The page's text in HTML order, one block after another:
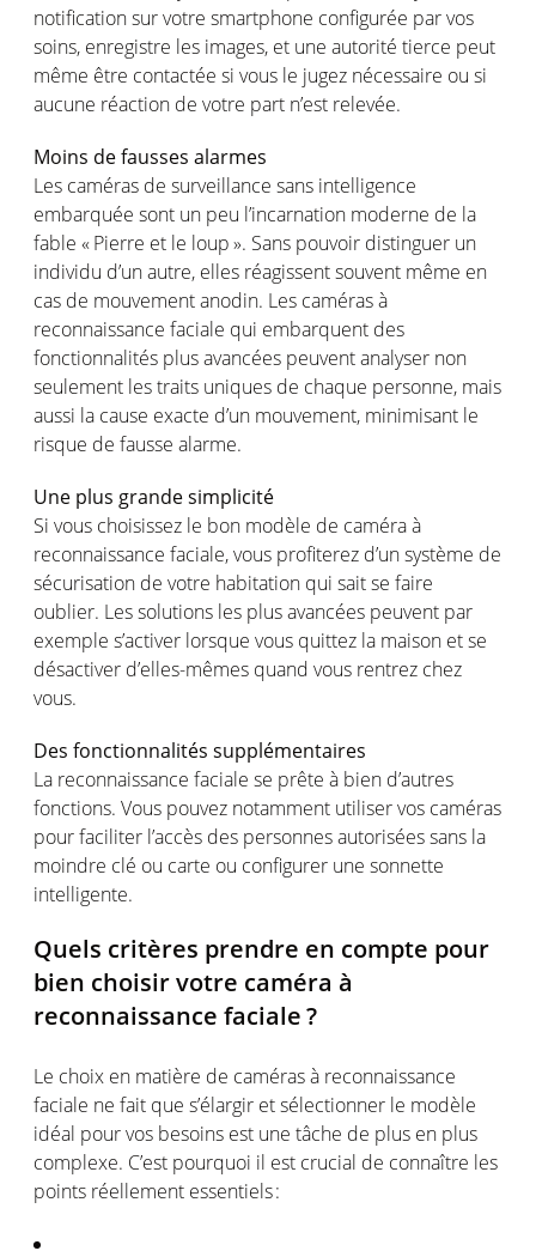
notification survotre smartphone configurée parvos
soins, enregistre les images, et une autorité tierce peut
même être contactée si vous le jugez nécessaire ou si
aucune réaction de votre part n’est relevée.
Moins defausses alarmes
Les caméras de surveillance sans intelligence
embarquée sont un peu l’incarnation moderne de la
fable « Pierre et le loup». Sans pouvoir distinguer un
individu d’unautre, elles réagissentsouvent même en
cas de mouvementanodin. Les camérasà
reconnaissance faciale qui embarquent des
fonctionnalités plusavancées peuventanalyser non
seulement les traits uniques de chaque personne, mais
aussi la cause exacte d’un mouvement, minimisant le
risque de fausse alarme.
Une plus grandesimplicité
Si vous choisissez le bon modèle de caméraà
reconnaissance faciale,vous profiterez d’unsystème de
sécurisation de votre habitation qui saitse faire
oublier. Les solutions les plusavancées peuvent par
exemple s’activer lorsque vous quittez la maison et se
désactiver d’elles-mêmes quand vous rentrez chez
vous.
Des fonctionnalités supplémentaires
La reconnaissance faciale se prête à bien d’autres
fonctions. Vous pouvez notamment utiliservos caméras
pourfaciliter l’accès des personnesautoriséessans la
moindre clé ou carte ou configurer une sonnette
intelligente.
Quels critères prendre en compte pour
bien choisirvotre caméra à
reconnaissance faciale?
Le choix en matière de camérasà reconnaissance
faciale ne fait que s’élargir etsélectionner le modèle
idéal pourvos besoins est une tâche de plus en plus
complexe. C’est pourquoi il est crucial de connaître les
points réellement essentiels: